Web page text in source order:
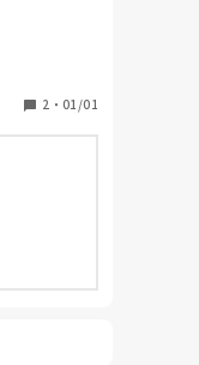
2 ・ 01/01